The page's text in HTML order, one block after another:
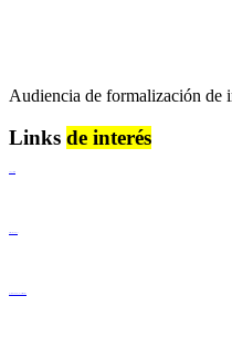
Audiencia de formalización de
Links de interés